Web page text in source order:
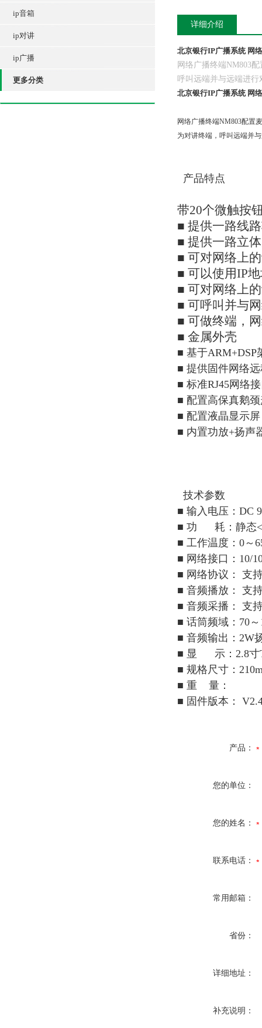
ip音箱
ip对讲
ip广播
更多分类
详细介绍
北京银行IP广播系统 网
网络广播终端NM803
呼叫远端并与远端进行
北京银行IP广播系统 网
网络广播终端NM803配置
为对讲终端，呼叫远端并
产品特点
带20个微触按
■ 提供一路线
■ 提供一路立
■ 可对网络上
■ 可以使用IP
■ 可对网络上
■ 可呼叫并与
■ 可做终端，
■ 金属外壳
■ 基于ARM+DSP
■ 提供固件网络
■ 标准RJ45网络
■ 配置高保真鹅
■ 配置液晶显示屏
■ 内置功放+扬声
技术参数
■ 输入电压：DC
■ 功 耗：静态
■ 工作温度：0～
■ 网络接口：10/
■ 网络协议： 支
■ 音频播放： 支
■ 音频采播： 支
■ 话筒频域：70
■ 音频输出：2W
■ 显 示：2.8寸
■ 规格尺寸：
■ 重 量：
■ 固件版本：
产品：
您的单位：
您的姓名：
联系电话：
常用邮箱：
省份：
详细地址：
补充说明：